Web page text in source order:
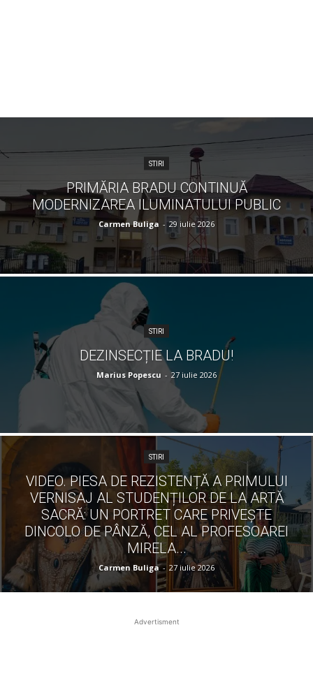
STIRI
PRIMĂRIA BRADU CONTINUĂ
MODERNIZAREA ILUMINATULUI PUBLIC
Carmen Buliga - 29 iulie 2026
STIRI
DEZINSECȚIE LA BRADU!
Marius Popescu - 27 iulie 2026
STIRI
VIDEO. PIESA DE REZISTENȚĂ A PRIMULUI
VERNISAJ AL STUDENȚILOR DE LA ARTĂ
SACRĂ: UN PORTRET CARE PRIVEȘTE
DINCOLO DE PÂNZĂ, CEL AL PROFESOAREI
MIRELA...
Carmen Buliga - 27 iulie 2026
Advertisment